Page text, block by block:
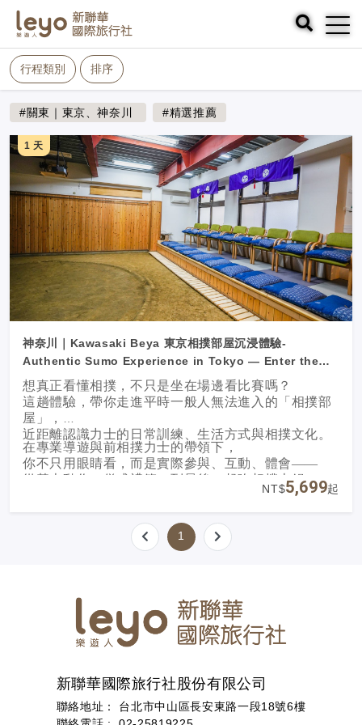
行程類別 排序
#關東｜東京、神奈川 #精選推薦
1 天
神奈川｜Kawasaki Beya 東京相撲部屋沉浸體驗-
Authentic Sumo Experience in Tokyo — Enter the
Sanctuary
想真正看懂相撲，不只是坐在場邊看比賽嗎？
這趟體驗，帶你走進平時一般人無法進入的「相撲部
屋」，
近距離認識力士的日常訓練、生活方式與相撲文化。
在專業導遊與前相撲力士的帶領下，
你不只用眼睛看，而是實際參與、互動、體會——
從基本動作、儀式禮節，到最後一起吃相撲火鍋，
完整感受這項日本國技背後的精神與日常。NT$5,699起
1
新聯華國際旅行社股份有限公司
聯絡地址： 台北市中山區長安東路一段18號6樓